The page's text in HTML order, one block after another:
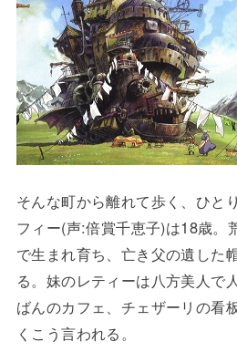
そんな町から離れて歩く、ひと
フィー(声:倍賞千恵子)は18歳。
で生まれ育ち、亡き父の遺した
る。妹のレティーは八方美人で
ばんのカフェ、チェザーリの看
くこう言われる。